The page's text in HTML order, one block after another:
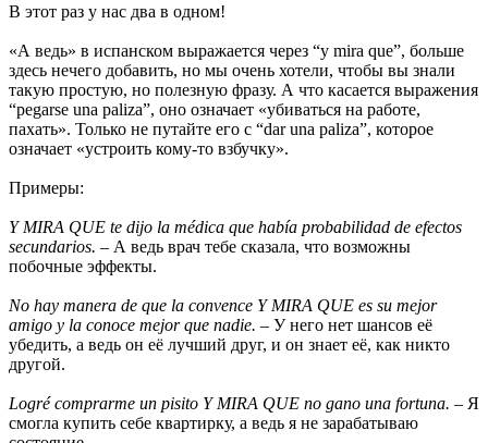
В этот раз у нас два в одном!
«А ведь» в испанском выражается через “y mira que”, больше
здесь нечего добавить, но мы очень хотели, чтобы вы знали
такую простую, но полезную фразу. А что касается выражения
“pegarse una paliza”, оно означает «убиваться на работе,
пахать». Только не путайте его с “dar una paliza”, которое
означает «устроить кому-то взбучку».
Примеры:
Y MIRA QUE te dijo la médica que había probabilidad de efectos
secundarios. – А ведь врач тебе сказала, что возможны
побочные эффекты.
No hay manera de que la convence Y MIRA QUE es su mejor
amigo y la conoce mejor que nadie. – У него нет шансов её
убедить, а ведь он её лучший друг, и он знает её, как никто
другой.
Logré comprarme un pisito Y MIRA QUE no gano una fortuna. – Я
смогла купить себе квартирку, а ведь я не зарабатываю